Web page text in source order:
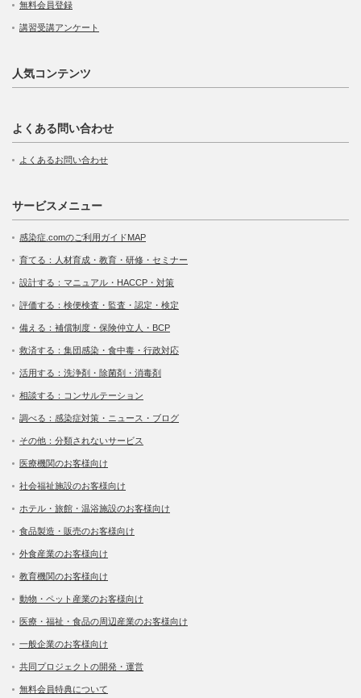
無料会員登録
講習受講アンケート
人気コンテンツ
よくある問い合わせ
よくあるお問い合わせ
サービスメニュー
感染症.comのご利用ガイドMAP
育てる：人材育成・教育・研修・セミナー
設計する：マニュアル・HACCP・対策
評価する：検便検査・監査・認定・検定
備える：補償制度・保険仲立人・BCP
救済する：集団感染・食中毒・行政対応
活用する：洗浄剤・除菌剤・消毒剤
相談する：コンサルテーション
調べる：感染症対策・ニュース・ブログ
その他：分類されないサービス
医療機関のお客様向け
社会福祉施設のお客様向け
ホテル・旅館・温浴施設のお客様向け
食品製造・販売のお客様向け
外食産業のお客様向け
教育機関のお客様向け
動物・ペット産業のお客様向け
医療・福祉・食品の周辺産業のお客様向け
一般企業のお客様向け
共同プロジェクトの開発・運営
無料会員特典について